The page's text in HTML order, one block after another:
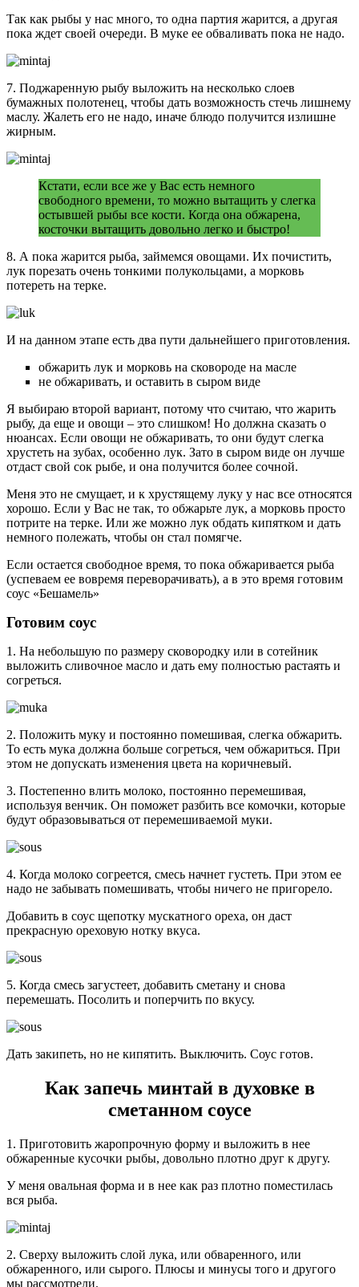
Так как рыбы у нас много, то одна партия жарится, а другая
пока ждет своей очереди. В муке ее обваливать пока не надо.
7. Поджаренную рыбу выложить на несколько слоев
бумажных полотенец, чтобы дать возможность стечь лишнему
маслу. Жалеть его не надо, иначе блюдо получится излишне
жирным.
Кстати, если все же у Вас есть немного
свободного времени, то можно вытащить у слегка
остывшей рыбы все кости. Когда она обжарена,
косточки вытащить довольно легко и быстро!
8. А пока жарится рыба, займемся овощами. Их почистить,
лук порезать очень тонкими полукольцами, а морковь
потереть на терке.
И на данном этапе есть два пути дальнейшего приготовления.
обжарить лук и морковь на сковороде на масле
не обжаривать, и оставить в сыром виде
Я выбираю второй вариант, потому что считаю, что жарить
рыбу, да еще и овощи – это слишком! Но должна сказать о
нюансах. Если овощи не обжаривать, то они будут слегка
хрустеть на зубах, особенно лук. Зато в сыром виде он лучше
отдаст свой сок рыбе, и она получится более сочной.
Меня это не смущает, и к хрустящему луку у нас все относятся
хорошо. Если у Вас не так, то обжарьте лук, а морковь просто
потрите на терке. Или же можно лук обдать кипятком и дать
немного полежать, чтобы он стал помягче.
Если остается свободное время, то пока обжаривается рыба
(успеваем ее вовремя переворачивать), а в это время готовим
соус «Бешамель»
Готовим соус
1. На небольшую по размеру сковородку или в сотейник
выложить сливочное масло и дать ему полностью растаять и
согреться.
2. Положить муку и постоянно помешивая, слегка обжарить.
То есть мука должна больше согреться, чем обжариться. При
этом не допускать изменения цвета на коричневый.
3. Постепенно влить молоко, постоянно перемешивая,
используя венчик. Он поможет разбить все комочки, которые
будут образовываться от перемешиваемой муки.
4. Когда молоко согреется, смесь начнет густеть. При этом ее
надо не забывать помешивать, чтобы ничего не пригорело.
Добавить в соус щепотку мускатного ореха, он даст
прекрасную ореховую нотку вкуса.
5. Когда смесь загустеет, добавить сметану и снова
перемешать. Посолить и поперчить по вкусу.
Дать закипеть, но не кипятить. Выключить. Соус готов.
Как запечь минтай в духовке в
сметанном соусе
1. Приготовить жаропрочную форму и выложить в нее
обжаренные кусочки рыбы, довольно плотно друг к другу.
У меня овальная форма и в нее как раз плотно поместилась
вся рыба.
2. Сверху выложить слой лука, или обваренного, или
обжаренного, или сырого. Плюсы и минусы того и другого
мы рассмотрели.